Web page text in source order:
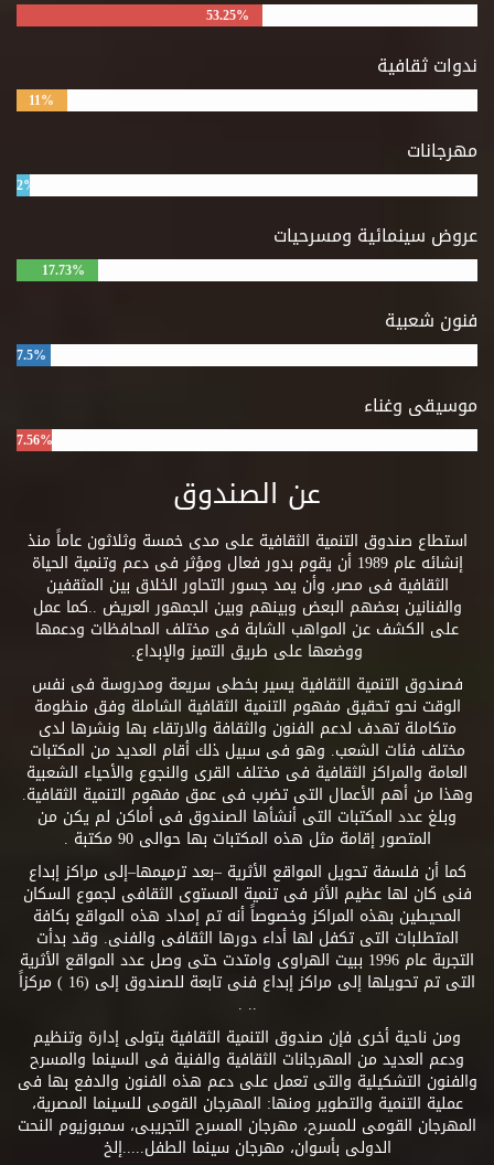
53.25%
ندوات ثقافية
11%
مهرجانات
2%
عروض سينمائية ومسرحيات
17.73%
فنون شعبية
7.5%
موسيقى وغناء
7.56%
عن الصندوق
استطاع صندوق التنمية الثقافية على مدى خمسة وثلاثون عاماً منذ
إنشائه عام 1989 أن يقوم بدور فعال ومؤثر فى دعم وتنمية الحياة
الثقافية فى مصر، وأن يمد جسور التحاور الخلاق بين المثقفين
والفنانين بعضهم البعض وبينهم وبين الجمهور العريض ..كما عمل
على الكشف عن المواهب الشابة فى مختلف المحافظات ودعمها
ووضعها على طريق التميز والإبداع.
فصندوق التنمية الثقافية يسير بخطى سريعة ومدروسة فى نفس
الوقت نحو تحقيق مفهوم التنمية الثقافية الشاملة وفق منظومة
متكاملة تهدف لدعم الفنون والثقافة والارتقاء بها ونشرها لدى
مختلف فئات الشعب. وهو فى سبيل ذلك أقام العديد من المكتبات
العامة والمراكز الثقافية فى مختلف القرى والنجوع والأحياء الشعبية
وهذا من أهم الأعمال التى تضرب فى عمق مفهوم التنمية الثقافية.
وبلغ عدد المكتبات التى أنشأها الصندوق فى أماكن لم يكن من
المتصور إقامة مثل هذه المكتبات بها حوالى 90 مكتبة .
كما أن فلسفة تحويل المواقع الأثرية –بعد ترميمها–إلى مراكز إبداع
فنى كان لها عظيم الأثر فى تنمية المستوى الثقافى لجموع السكان
المحيطين بهذه المراكز وخصوصاً أنه تم إمداد هذه المواقع بكافة
المتطلبات التى تكفل لها أداء دورها الثقافى والفنى. وقد بدأت
التجربة عام 1996 ببيت الهراوى وامتدت حتى وصل عدد المواقع الأثرية
التى تم تحويلها إلى مراكز إبداع فنى تابعة للصندوق إلى (16 ) مركزاً
.. .
ومن ناحية أخرى فإن صندوق التنمية الثقافية يتولى إدارة وتنظيم
ودعم العديد من المهرجانات الثقافية والفنية فى السينما والمسرح
والفنون التشكيلية والتى تعمل على دعم هذه الفنون والدفع بها فى
عملية التنمية والتطوير ومنها: المهرجان القومى للسينما المصرية،
المهرجان القومى للمسرح، مهرجان المسرح التجريبى، سمبوزيوم النحت
الدولى بأسوان، مهرجان سينما الطفل.....إلخ